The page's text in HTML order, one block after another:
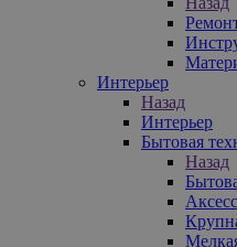
Интерьер
Назад
Интерьер
Бытовая
Назад